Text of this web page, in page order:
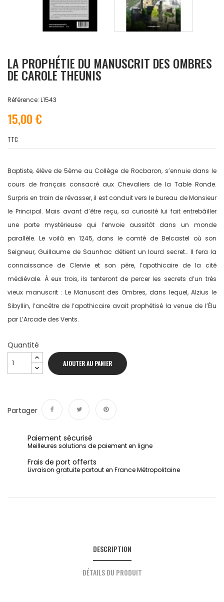
LA PROPHÉTIE DU MANUSCRIT DES OMBRES
DE CAROLE THEUNIS
Référence: L1543
15,00 €
TTC
Baptiste, élève de 5ème au Collège de Rocbaron, s’ennuie dans le
cours de français consacré aux Chevaliers de la Table Ronde.
Surpris en train de rêvasser, il est conduit vers le bureau de Monsieur
le Principal. Mais avant d’être reçu, sa curiosité lui fait entrebâiller
une porte mystérieuse qui l’envoie aussitôt dans un monde
parallèle. Le voilà en 1245, dans le comté de Belcastel où son
Seigneur, Guillaume de Saunhac détient un lourd secret… Il fera la
connaissance de Clervie et son père, l’apothicaire de la cité
médiévale. À eux trois, ils tenteront de percer les secrets d’un très
vieux manuscrit : Le Manuscrit des Ombres, dans lequel, Alzius le
Sibyllin, l’ancêtre de l’apothicaire avait prophétisé la venue de l’Élu
par L’Arcade des Vents.
Quantité
AJOUTER AU PANIER
Partager
Paiement sécurisé
Meilleures solutions de paiement en ligne
Frais de port offerts
Livraison gratuite partout en France Métropolitaine
DESCRIPTION
DÉTAILS DU PRODUIT